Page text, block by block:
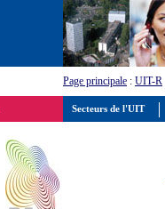
Page principale : UIT-R
Secteurs de l'UIT